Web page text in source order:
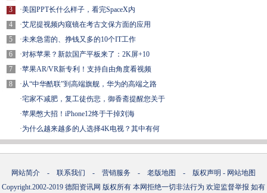
3
4
5
6
7
8
·美国PPT长什么样子，看完SpaceX内
·艾尼提视频内窥镜在考古文保方面的应用
·未来急需的、挣钱又多的10个IT工作
·对标苹果？新款国产平板来了：2K屏+10
·苹果AR/VR新专利！支持自由角度看视频
· 从“中华酷联”到高端旗舰，华为的高端之路
·宅家不减肥，复工徒伤悲，御香斋提醒您关于
·苹果憋大招！iPhone12终于干掉刘海
·为什么越来越多的人选择4K电视？其中有何
网站简介 - 联系我们 - 营销服务 - 老版地图 - 版权声明 - 网站地图
Copyright.2002-2019 德阳资讯网 版权所有 本网拒绝一切非法行为 欢迎监督举报 如有